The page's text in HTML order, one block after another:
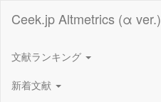
Ceek.jp Altmetrics (α ver.)
文献ランキング
新着文献